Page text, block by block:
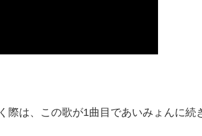
際は、この歌が1曲目であいみょんに続